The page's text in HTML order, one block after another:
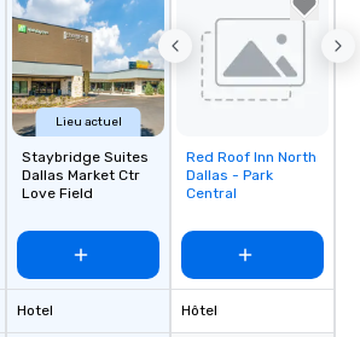
creating a swinging
hour, to providing
for dinner which lead
unforgettable all
wedding day a
options available for
Lieu actuel
Staybridge Suites
Dallas Market Ctr
Love Field
Hotel
Removed from
favorites
Red Roof Inn North
Dallas - Park
Central
Hôtel